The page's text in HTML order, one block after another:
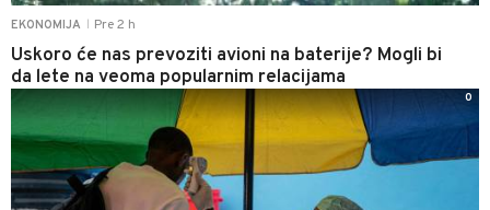
EKONOMIJA Pre 2 h
Uskoro će nas prevoziti avioni na baterije? Mogli bi
da lete na veoma popularnim relacijama
0